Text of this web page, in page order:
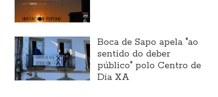
Boca de Sapo apela "ao
sentido do deber
público" polo Centro de
Día XA